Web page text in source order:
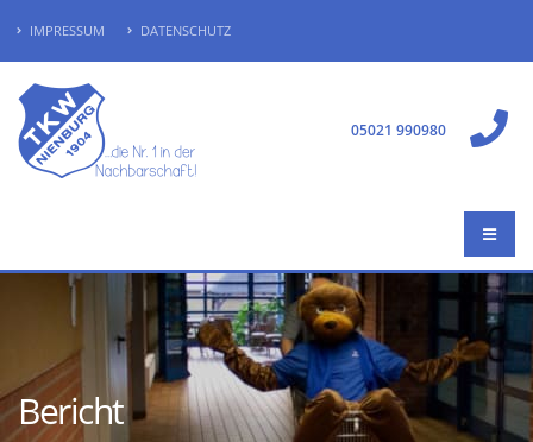
IMPRESSUM DATENSCHUTZ
05021 990980
Bericht